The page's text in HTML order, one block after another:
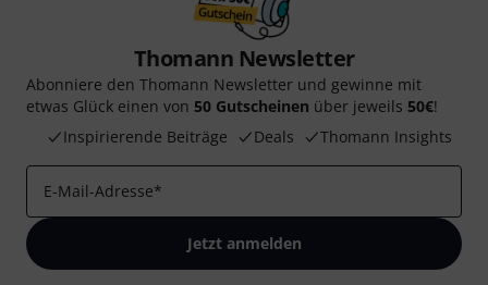
Thomann Newsletter
Abonniere den Thomann Newsletter und gewinne mit
etwas Glück einen von 50 Gutscheinen über jeweils 50€!
Inspirierende Beiträge
Deals Thomann Insights
E-Mail-Adresse*
Jetzt anmelden